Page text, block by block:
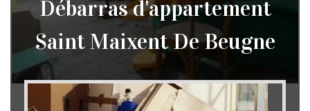
Débarras de grenier et cave 79
Débarras d'appartement
Saint Maixent De Beugne